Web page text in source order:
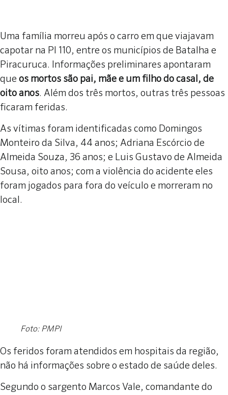
Uma família morreu após o carro em que viajavam
capotar na PI 110, entre os municípios de Batalha e
Piracuruca. Informações preliminares apontaram
que os mortos são pai, mãe e um filho do casal, de
oito anos. Além dos três mortos, outras três pessoas
ficaram feridas.
As vítimas foram identificadas como Domingos
Monteiro da Silva, 44 anos; Adriana Escórcio de
Almeida Souza, 36 anos; e Luis Gustavo de Almeida
Sousa, oito anos; com a violência do acidente eles
foram jogados para fora do veículo e morreram no
local.
Foto: PMPI
Os feridos foram atendidos em hospitais da região,
não há informações sobre o estado de saúde deles.
Segundo o sargento Marcos Vale, comandante do